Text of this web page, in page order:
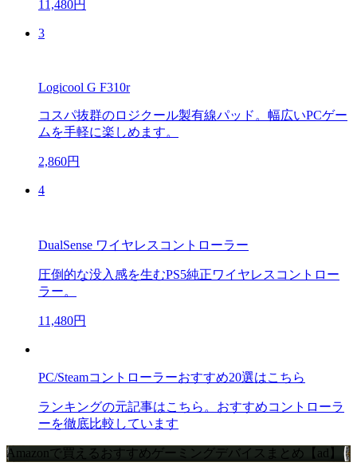
11,480円
3
Logicool G F310r
コスパ抜群のロジクール製有線パッド。幅広いPCゲー
ムを手軽に楽しめます。
2,860円
4
DualSense ワイヤレスコントローラー
圧倒的な没入感を生むPS5純正ワイヤレスコントロー
ラー。
11,480円
PC/Steamコントローラーおすすめ20選はこちら
ランキングの元記事はこちら。おすすめコントローラ
ーを徹底比較しています
Amazonで買えるおすすめゲーミングデバイスまとめ【ad】